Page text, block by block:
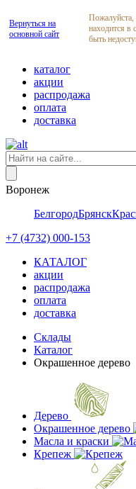
Вернуться на
основной сайт
Пожалуйста,
находится в
быть
каталог
акции
распродажа
оплата
доставка
Воронеж
БелгородБрянск
+7 (4732) 000-153
КАТАЛОГ
акции
распродажа
оплата
доставка
Склады
Каталог
Окрашенное дерево
Дерево
Окрашенное дерево
Масла и краски
Крепеж